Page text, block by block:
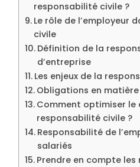
responsabilité civile ?
Le rôle de l’employeur
civile
Définition de la
d’entreprise
Les enjeux de la
Obligations en matière
Comment optimiser le
responsabilité civile ?
Responsabilité de
salariés
Prendre en compte